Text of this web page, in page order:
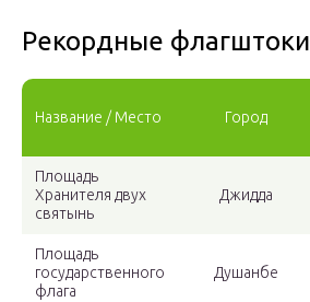
Рекордные флагштоки
Название / Место Город
Площадь
Хранителя двух
святынь
Джидда
Площадь
государственного
флага
Душанбе